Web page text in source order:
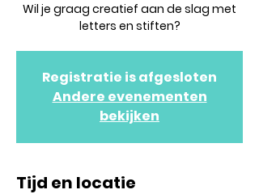
Wil je graag creatief aan de slag met
letters en stiften?
Registratie is afgesloten
Andere evenementen
bekijken
Tijd en locatie